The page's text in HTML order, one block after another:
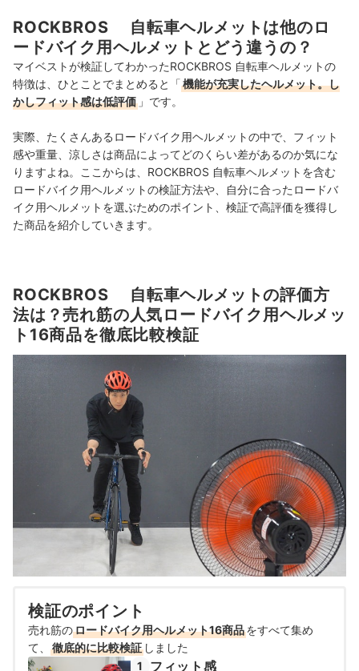
ROCKBROS 自転車ヘルメットは他のロ
ードバイク用ヘルメットとどう違うの？
マイベストが検証してわかったROCKBROS 自転車ヘルメットの
特徴は、ひとことでまとめると「機能が充実したヘルメット。し
かしフィット感は低評価 」です。
実際、たくさんあるロードバイク用ヘルメットの中で、フィット
感や重量、涼しさは商品によってどのくらい差があるのか気にな
りますよね。ここからは、ROCKBROS 自転車ヘルメットを含む
ロードバイク用ヘルメットの検証方法や、自分に合ったロードバ
イク用ヘルメットを選ぶためのポイント、検証で高評価を獲得し
た商品を紹介していきます。
ROCKBROS 自転車ヘルメットの評価方
法は？売れ筋の人気ロードバイク用ヘルメッ
ト16商品を徹底比較検証
検証のポイント
売れ筋のロードバイク用ヘルメット16商品をすべて集め
て、
徹底的に比較検証 しました
1
フィット感